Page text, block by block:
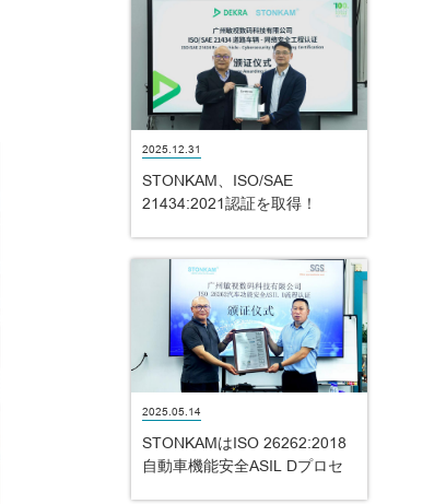
2025.12.31
STONKAM、ISO/SAE
21434:2021認証を取得！
2025.05.14
STONKAMはISO 26262:2018
自動車機能安全ASIL Dプロセ